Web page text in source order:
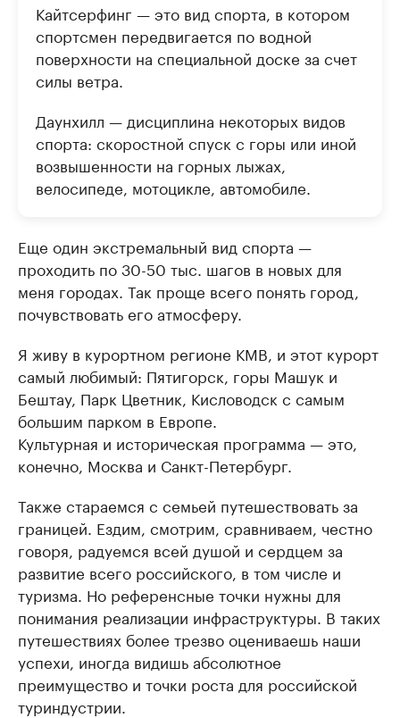
Кайтсерфинг — это вид спорта, в котором
спортсмен передвигается по водной
поверхности на специальной доске за счет
силы ветра.
Даунхилл — дисциплина некоторых видов
спорта: скоростной спуск с горы или иной
возвышенности на горных лыжах,
велосипеде, мотоцикле, автомобиле.
Еще один экстремальный вид спорта —
проходить по 30-50 тыс. шагов в новых для
меня городах. Так проще всего понять город,
почувствовать его атмосферу.
Я живу в курортном регионе КМВ, и этот курорт
самый любимый: Пятигорск, горы Машук и
Бештау, Парк Цветник, Кисловодск с самым
большим парком в Европе.
Культурная и историческая программа — это,
конечно, Москва и Санкт-Петербург.
Также стараемся с семьей путешествовать за
границей. Ездим, смотрим, сравниваем, честно
говоря, радуемся всей душой и сердцем за
развитие всего российского, в том числе и
туризма. Но референсные точки нужны для
понимания реализации инфраструктуры. В таких
путешествиях более трезво оцениваешь наши
успехи, иногда видишь абсолютное
преимущество и точки роста для российской
туриндустрии.